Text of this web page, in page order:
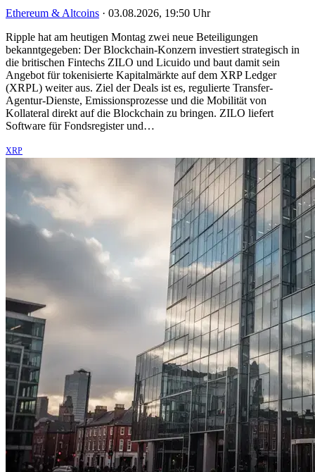
Ethereum & Altcoins · 03.08.2026, 19:50 Uhr
Ripple hat am heutigen Montag zwei neue Beteiligungen
bekanntgegeben: Der Blockchain-Konzern investiert strategisch in
die britischen Fintechs ZILO und Licuido und baut damit sein
Angebot für tokenisierte Kapitalmärkte auf dem XRP Ledger
(XRPL) weiter aus. Ziel der Deals ist es, regulierte Transfer-
Agentur-Dienste, Emissionsprozesse und die Mobilität von
Kollateral direkt auf die Blockchain zu bringen. ZILO liefert
Software für Fondsregister und…
XRP